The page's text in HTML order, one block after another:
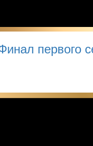
первого